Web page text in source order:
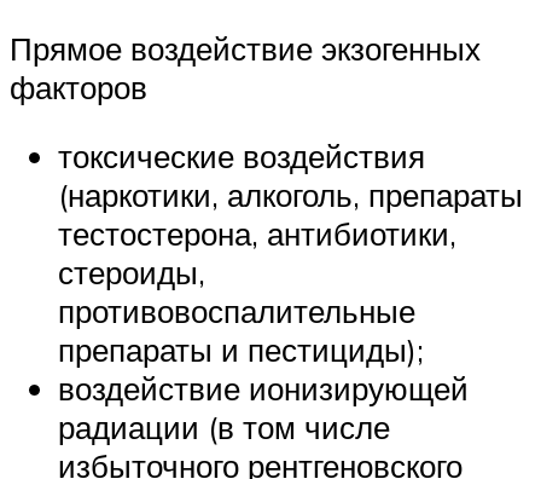
Прямое воздействие экзогенных
факторов
токсические воздействия
(наркотики, алкоголь, препараты
тестостерона, антибиотики,
стероиды,
противовоспалительные
препараты и пестициды);
воздействие ионизирующей
радиации (в том числе
избыточного рентгеновского